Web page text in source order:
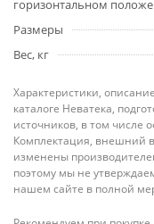
горизонтальном
Размеры
Вес, кг
Характеристики,
каталоге Неватека,
источников, в том числе
Комплектация, внешний
изменены
поэтому мы не
нашем сайте в полной